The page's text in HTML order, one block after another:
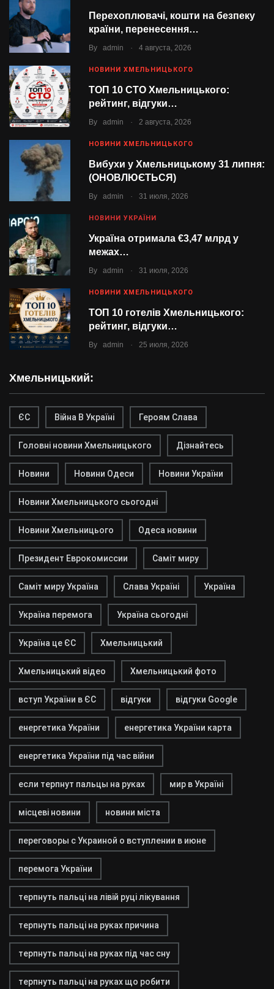
Перехоплювачі, кошти на безпеку
країни, перенесення…
By admin . 4 августа, 2026
НОВИНИ ХМЕЛЬНИЦЬКОГО
ТОП 10 СТО Хмельницького:
рейтинг, відгуки…
By admin . 2 августа, 2026
НОВИНИ ХМЕЛЬНИЦЬКОГО
Вибухи у Хмельницькому 31 липня:
(ОНОВЛЮЄТЬСЯ)
By admin . 31 июля, 2026
НОВИНИ УКРАЇНИ
Україна отримала €3,47 млрд у
межах…
By admin . 31 июля, 2026
НОВИНИ ХМЕЛЬНИЦЬКОГО
ТОП 10 готелів Хмельницького:
рейтинг, відгуки…
By admin . 25 июля, 2026
Хмельницький:
ЄС Війна В Україні Героям Слава
Головні новини Хмельницького Дізнайтесь
Новини Новини Одеси Новини України
Новини Хмельницького сьогодні
Новини Хмельницього Одеса новини
Президент Еврокомиссии Саміт миру
Саміт миру Україна Слава Україні Україна
Україна перемога Україна сьогодні
Україна це ЄС Хмельницький
Хмельницький відео Хмельницький фото
вступ України в ЄС відгуки відгуки Google
енергетика України енергетика України карта
енергетика України під час війни
если терпнут пальцы на руках мир в Україні
місцеві новини новини міста
переговоры с Украиной о вступлении в июне
перемога України
терпнуть пальці на лівій руці лікування
терпнуть пальці на руках причина
терпнуть пальці на руках під час сну
терпнуть пальці на руках що робити